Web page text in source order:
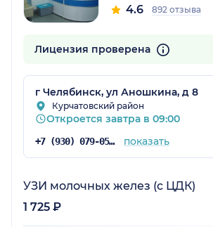
4.6 892 отзыва
Лицензия проверена
г Челябинск, ул Аношкина, д 8
Курчатовский район
Откроется завтра в 09:00
+7 (930) 079-05-39 показать
УЗИ молочных желез (с ЦДК)
1 725 ₽